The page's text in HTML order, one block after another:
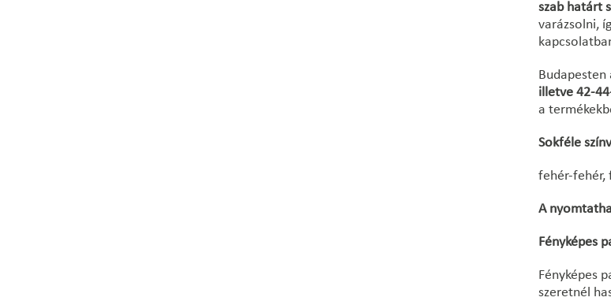
szab határt
varázsolni,
illetve 42-
a
Sokféle
fehér-fehér,
A
Fényképes
Fényképes
szeretnél